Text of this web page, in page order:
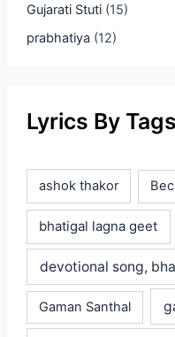
Gujarati Stuti(15)
prabhatiya (12)
Lyrics By Tags
ashok thakor
bhatigal lagna geet
devotional song,
Gaman Santhal